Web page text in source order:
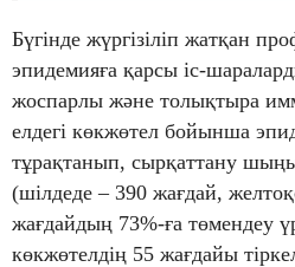
Бүгінде жүргізіліп жатқан
эпидемияға қарсы іс-
жоспарлы және толықтыра
елдегі көкжөтел бойынша
тұрақтанып, сырқаттану
(шілдеде – 390 жағдай,
жағдайдың 73%-ға төмендеу
көкжөтелдің 55 жағдайы